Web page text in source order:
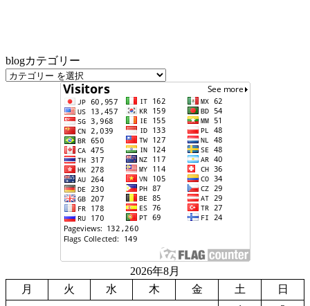
blogカテゴリー
2026年8月
月
火 水 木 金 土
日